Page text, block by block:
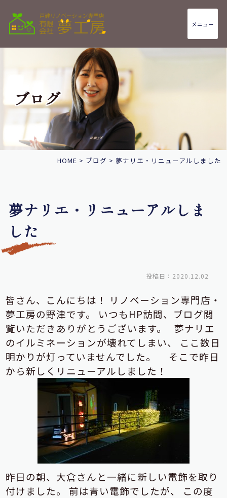
メニュー
ブログ
HOME > ブログ > 夢ナリエ・リニューアルしました
夢ナリエ・リニューアルしま
した
投稿日：2020.12.02
皆さん、こんにちは！
リノベーション専門店・
夢工房の野津です。
いつもHP訪問、ブログ閲
覧いただきありがとうございます。
夢ナリエ
のイルミネーションが壊れてしまい、
ここ数日
明かりが灯っていませんでした。
そこで昨日
から新しくリニューアルしました！
昨日の朝、大倉さんと一緒に新しい電飾を取り
付けました。
前は青い電飾でしたが、
この度